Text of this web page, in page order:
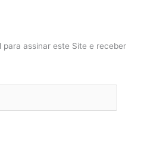
assinar este Site e receber